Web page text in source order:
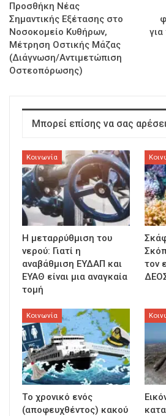
Προσθήκη Νέας
Σημαντικής Εξέτασης στο
Νοσοκομείο Κυθήρων,
Μέτρηση Οστικής Μάζας
(Διάγνωση/Αντιμετώπιση
Οστεοπόρωσης)
Μπορεί επίσης να σας
Κοινωνία
Η μεταρρύθμιση του
νερού: Γιατί η
αναβάθμιση ΕΥΔΑΠ και
ΕΥΑΘ είναι μια αναγκαία
τομή
τον
Κοινωνία
Τo χρονικό ενός
(αποφευχθέντος) κακού